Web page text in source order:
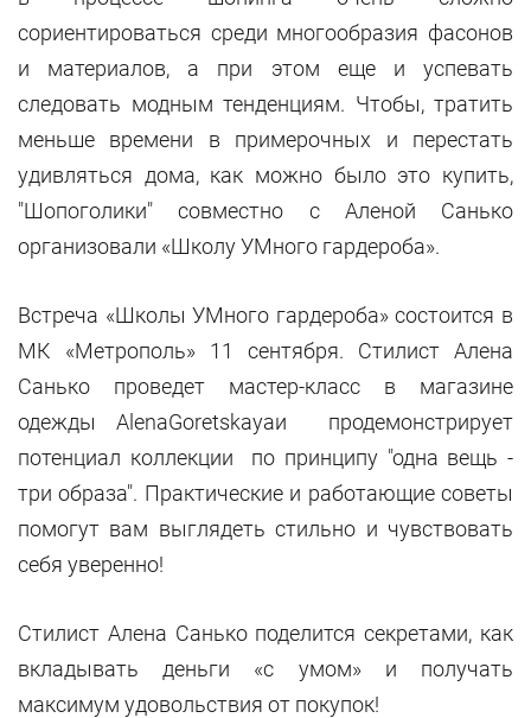
сориентироваться среди многообразия фасонов
и материалов, а при этом еще и успевать
следовать модным тенденциям. Чтобы, тратить
меньше времени в примерочных и перестать
удивляться дома, как можно было это купить,
"Шопоголики" совместно с Аленой Санько
организовали «Школу УМного гардероба».
Встреча «Школы УМного гардероба» состоится в
МК «Метрополь» 11 сентября. Стилист Алена
Санько проведет мастер-класс в магазине
одежды AlenaGoretskayaи продемонстрирует
потенциал коллекции по принципу "одна вещь -
три образа". Практические и работающие советы
помогут вам выглядеть стильно и чувствовать
себя уверенно!
Стилист Алена Санько поделится секретами, как
вкладывать деньги «с умом» и получать
максимум удовольствия от покупок!